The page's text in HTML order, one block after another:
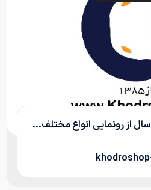
از رونمایی انواع مختلف...